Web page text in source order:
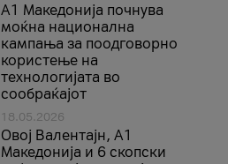
A1 Македонија почнува
моќна национална
кампања за поодговорно
користење на
технологијата во
сообраќајот
18.05.2026
Овој Валентајн, A1
Македонија и 6 скопски